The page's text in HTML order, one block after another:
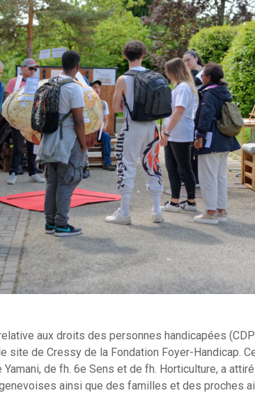
aux droits des personnes handicapées
site de Cressy de la Fondation Foyer-Handicap.
de fh. 6e Sens et de fh. Horticulture, a
ainsi que des familles et des proches